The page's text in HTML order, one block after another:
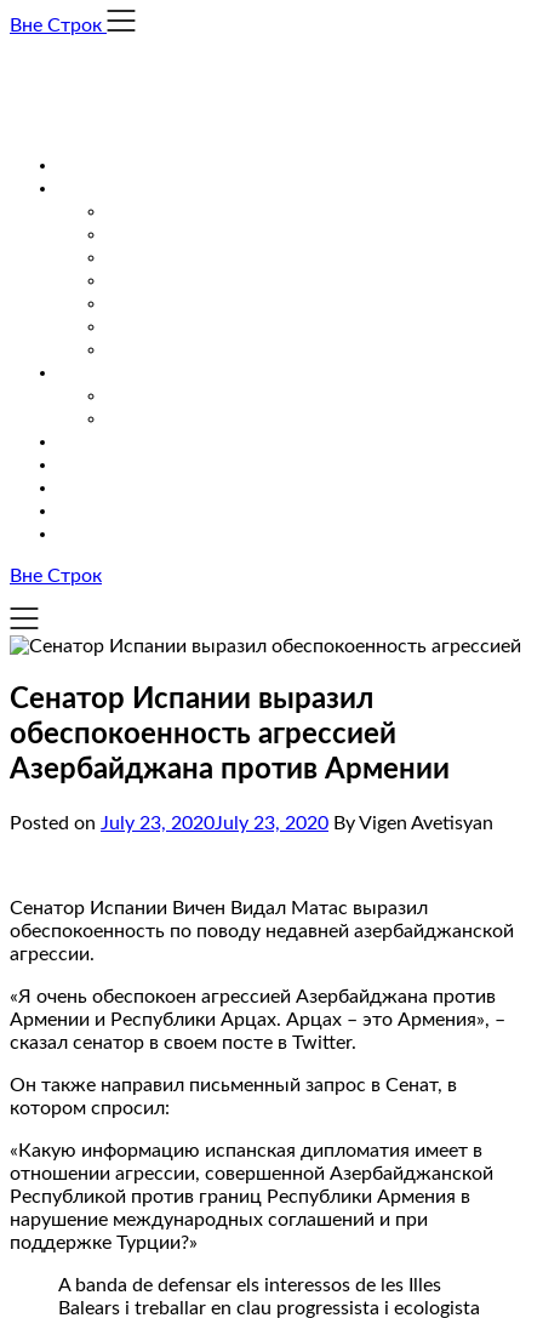
Skip
Вне Строк
Вне Строк
Сенатор Испании выразил
обеспокоенность агрессией
Азербайджана против Армении
Posted on July 23, 2020July 23, 2020 By Vigen Avetisyan
Сенатор Испании Вичен Видал Матас выразил
обеспокоенность по поводу недавней азербайджанской
агрессии.
«Я очень обеспокоен агрессией Азербайджана против
Армении и Республики Арцах. Арцах – это Армения», –
сказал сенатор в своем посте в Twitter.
Он также направил письменный запрос в Сенат, в
котором спросил:
«Какую информацию испанская дипломатия имеет в
отношении агрессии, совершенной Азербайджанской
Республикой против границ Республики Армения в
нарушение международных соглашений и при
поддержке Турции?»
A banda de defensar els interessos de les Illes
Balears i treballar en clau progressista i ecologista